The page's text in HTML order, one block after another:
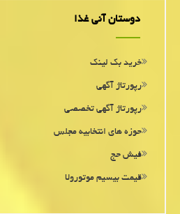
دوستان آنی غذا
خرید بک لینک
رپورتاژ آگهی
رپورتاژ آگهی تخصصی
حوزه های انتخابیه مجلس
فیش حج
قیمت بیسیم موتورولا